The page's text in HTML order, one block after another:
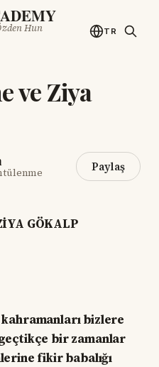
Hun TR
ve Ziya
Paylaş
GÖKALP
bizlere
bir zamanlar
fikir babalığı